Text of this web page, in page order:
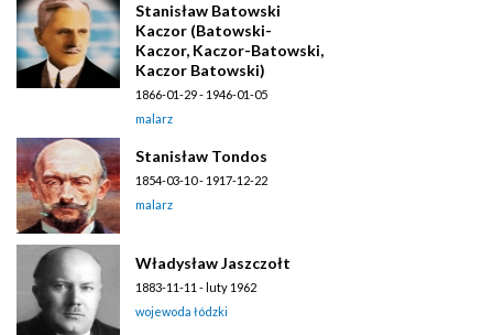
Stanisław Batowski
Kaczor (Batowski-
Kaczor, Kaczor-Batowski,
Kaczor Batowski)
1866-01-29 - 1946-01-05
malarz
Stanisław Tondos
1854-03-10 - 1917-12-22
malarz
Władysław Jaszczołt
1883-11-11 - luty 1962
wojewoda łódzki